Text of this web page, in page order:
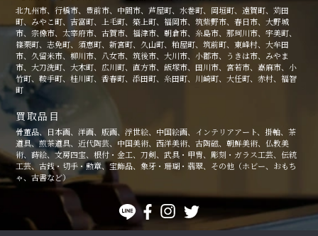
北九州市、行橋市、豊前市、中間市、芦屋町、水巻町、岡垣町、遠賀町、苅田
町、みやこ町、吉富町、上毛町、築上町、福岡市、筑紫野市、春日市、大野城
市、宗像市、太宰府市、古賀市、福津市、朝倉市、糸島市、那珂川市、宇美町、
篠栗町、志免町、須恵町、新宮町、久山町、粕屋町、筑前町、東峰村、大牟田
市、久留米市、柳川市、八女市、筑後市、大川市、小郡市、うきは市、みやま
市、大刀洗町、大木町、広川町、直方市、飯塚市、田川市、宮若市、嘉麻市、小
竹町、鞍手町、桂川町、香春町、添田町、糸田町、川崎町、大任町、赤村、福智
町
買取品目
骨董品、日本画、洋画、版画、浮世絵、中国絵画、インテリアアート、掛軸、茶
道具、煎茶道具、近代陶芸、中国美術、西洋美術、古陶磁、朝鮮美術、仏教美
術、蒔絵、文房四宝、根付・金工、刀剣、武具・甲冑、彫刻・ガラス工芸、伝統
工芸、古銭・切手・勲章、宝飾品、象牙・珊瑚・翡翠、その他（ホビー、おもち
ゃ、古書など）